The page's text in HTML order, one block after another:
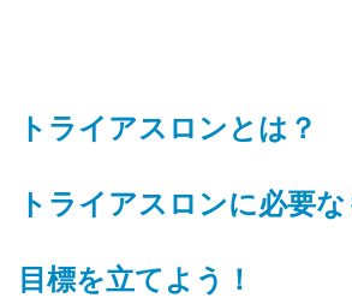
トライアスロンとは？
トライアスロンに必要
目標を立てよう！